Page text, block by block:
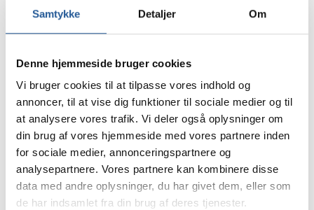
Samtykke Detaljer Om
Denne hjemmeside bruger cookies
Vi bruger cookies til at tilpasse vores indhold og
annoncer, til at vise dig funktioner til sociale medier og til
at analysere vores trafik. Vi deler også oplysninger om
din brug af vores hjemmeside med vores partnere inden
for sociale medier, annonceringspartnere og
analysepartnere. Vores partnere kan kombinere disse
data med andre oplysninger, du har givet dem, eller som
de har indsamlet fra din brug af deres tjenester.
Udfyld formularen for at tilmelde dig til
Dit navn*
Din email *